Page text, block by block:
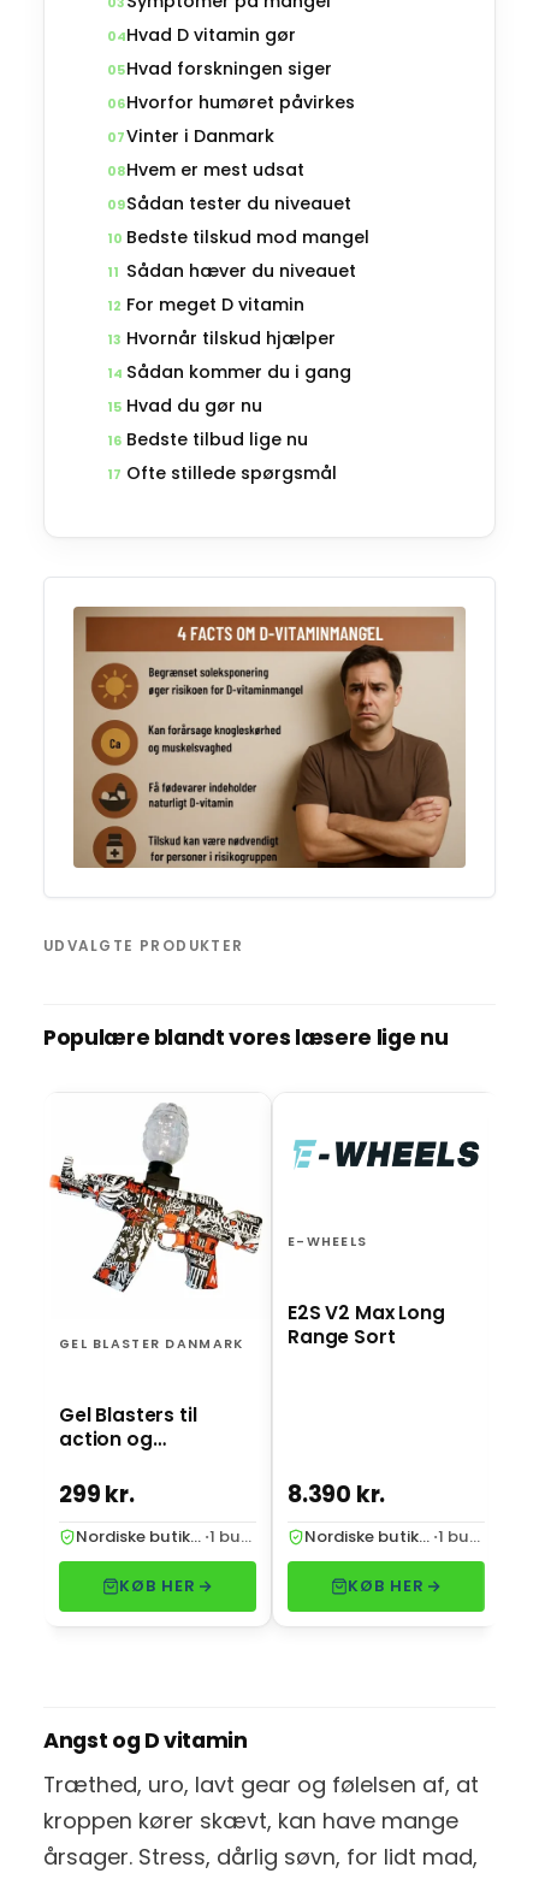
04Hvad D vitamin gør
05Hvad forskningen siger
06Hvorfor humøret påvirkes
07Vinter i Danmark
08Hvem er mest udsat
09Sådan tester du niveauet
10 Bedste tilskud mod mangel
11 Sådan hæver du niveauet
12 For meget D vitamin
13 Hvornår tilskud hjælper
14 Sådan kommer du i gang
15 Hvad du gør nu
16 Bedste tilbud lige nu
17 Ofte stillede spørgsmål
UDVALGTE PRODUKTER
Populære blandt vores læsere lige nu
GEL BLASTER DANMARK
Gel Blasters til
action og
299 kr.
Nordiske butikker · 1 butik
KØB HER
E-WHEELS
E2S V2 Max Long
Range Sort
8.390 kr.
Nordiske butikker · 1 butik
KØB HER
Angst og D vitamin
Træthed, uro, lavt gear og følelsen af, at
kroppen kører skævt, kan have mange
årsager. Stress, dårlig søvn, for lidt mad,